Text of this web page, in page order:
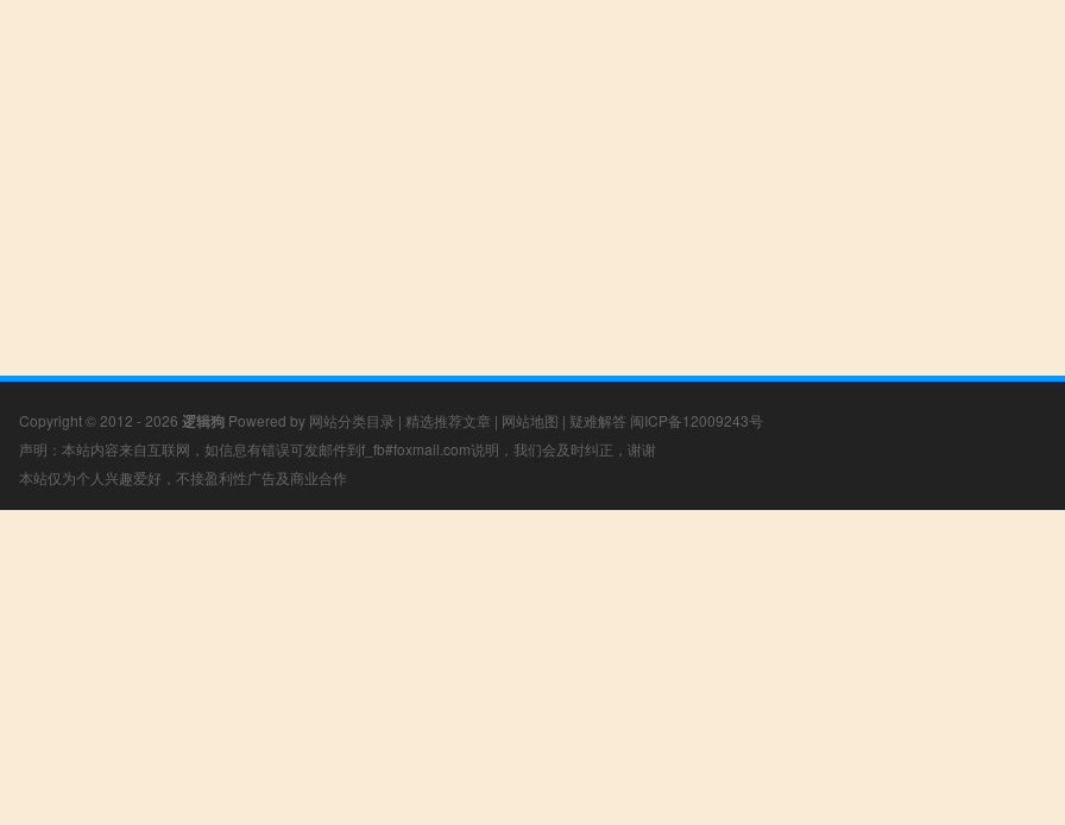
Copyright © 2012 - 2026 逻辑狗 Powered by 网站分类目录 | 精选推荐文章 | 网站地图 | 疑难解答 闽ICP备12009243号
声明：本站内容来自互联网，如信息有错误可发邮件到f_fb#foxmail.com说明，我们会及时纠正，谢谢
本站仅为个人兴趣爱好，不接盈利性广告及商业合作